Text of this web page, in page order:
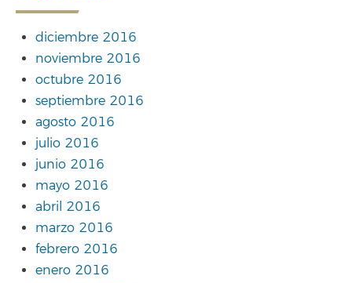
diciembre 2016
noviembre 2016
octubre 2016
septiembre 2016
agosto 2016
julio 2016
junio 2016
mayo 2016
abril 2016
marzo 2016
febrero 2016
enero 2016